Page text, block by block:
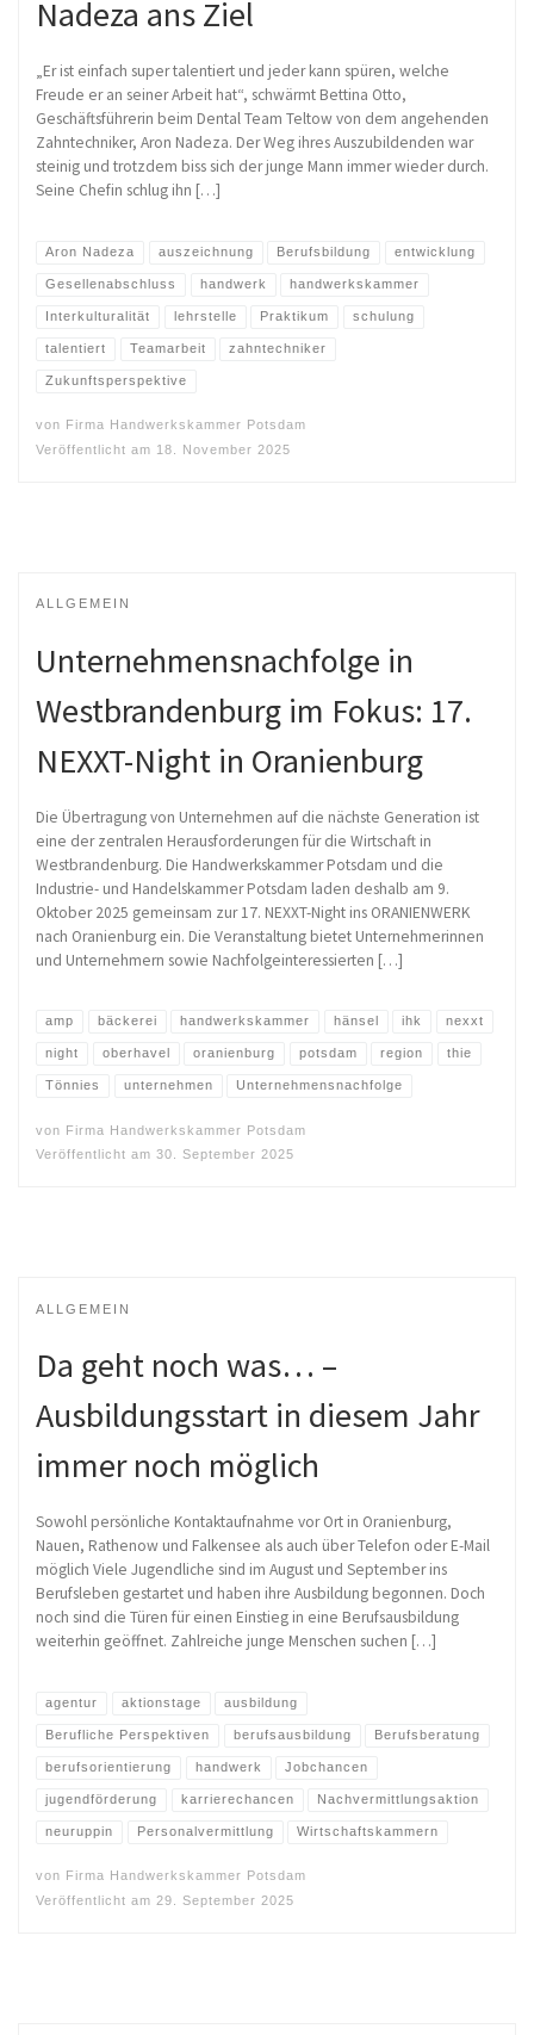
Nadeza ans Ziel
„Er ist einfach super talentiert und jeder kann spüren, welche
Freude er an seiner Arbeit hat“, schwärmt Bettina Otto,
Geschäftsführerin beim Dental Team Teltow von dem angehenden
Zahntechniker, Aron Nadeza. Der Weg ihres Auszubildenden war
steinig und trotzdem biss sich der junge Mann immer wieder durch.
Seine Chefin schlug ihn […]
Aron Nadeza auszeichnung Berufsbildung entwicklung
Gesellenabschluss handwerk handwerkskammer
Interkulturalität lehrstelle Praktikum schulung
talentiert Teamarbeit zahntechniker
Zukunftsperspektive
von Firma Handwerkskammer Potsdam
Veröffentlicht am 18. November 2025
ALLGEMEIN
Unternehmensnachfolge in
Westbrandenburg im Fokus: 17.
NEXXT-Night in Oranienburg
Die Übertragung von Unternehmen auf die nächste Generation ist
eine der zentralen Herausforderungen für die Wirtschaft in
Westbrandenburg. Die Handwerkskammer Potsdam und die
Industrie- und Handelskammer Potsdam laden deshalb am 9.
Oktober 2025 gemeinsam zur 17. NEXXT-Night ins ORANIENWERK
nach Oranienburg ein. Die Veranstaltung bietet Unternehmerinnen
und Unternehmern sowie Nachfolgeinteressierten […]
amp bäckerei handwerkskammer hänsel ihk nexxt
night oberhavel oranienburg potsdam region thie
Tönnies unternehmen Unternehmensnachfolge
von Firma Handwerkskammer Potsdam
Veröffentlicht am 30. September 2025
ALLGEMEIN
Da geht noch was… –
Ausbildungsstart in diesem Jahr
immer noch möglich
Sowohl persönliche Kontaktaufnahme vor Ort in Oranienburg,
Nauen, Rathenow und Falkensee als auch über Telefon oder E-Mail
möglich Viele Jugendliche sind im August und September ins
Berufsleben gestartet und haben ihre Ausbildung begonnen. Doch
noch sind die Türen für einen Einstieg in eine Berufsausbildung
weiterhin geöffnet. Zahlreiche junge Menschen suchen […]
agentur aktionstage ausbildung
Berufliche Perspektiven berufsausbildung Berufsberatung
berufsorientierung handwerk Jobchancen
jugendförderung karrierechancen Nachvermittlungsaktion
neuruppin Personalvermittlung Wirtschaftskammern
von Firma Handwerkskammer Potsdam
Veröffentlicht am 29. September 2025